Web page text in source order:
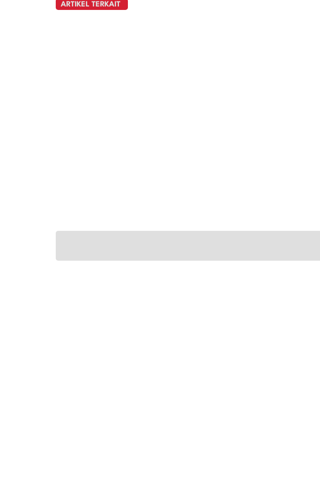
ARTIKEL TERKAIT